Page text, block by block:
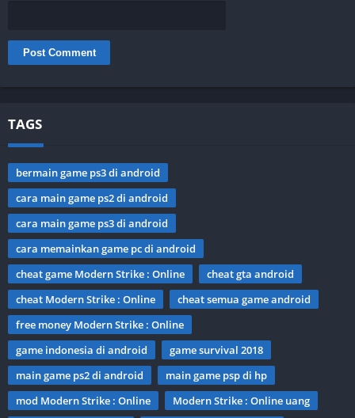
TAGS
bermain game ps3 di android
cara main game ps2 di android
cara main game ps3 di android
cara memainkan game pc di android
cheat game Modern Strike : Online
cheat gta android
cheat Modern Strike : Online
cheat semua game android
free money Modern Strike : Online
game indonesia di android
game survival 2018
main game ps2 di android
main game psp di hp
mod Modern Strike : Online
Modern Strike : Online uang